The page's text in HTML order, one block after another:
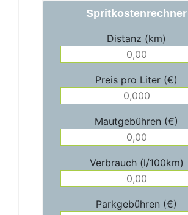
Spritkostenrechner
Distanz (km)
Preis pro Liter (€)
Mautgebühren (€)
Verbrauch (l/100km)
Parkgebühren (€)